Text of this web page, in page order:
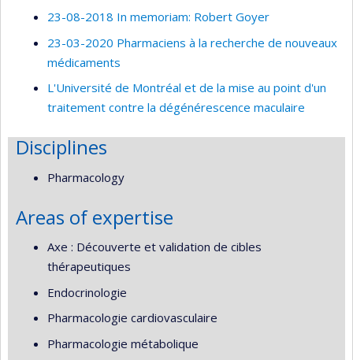
23-08-2018 In memoriam: Robert Goyer
23-03-2020 Pharmaciens à la recherche de nouveaux
médicaments
L'Université de Montréal et de la mise au point d'un
traitement contre la dégénérescence maculaire
Disciplines
Pharmacology
Areas of expertise
Axe : Découverte et validation de cibles
thérapeutiques
Endocrinologie
Pharmacologie cardiovasculaire
Pharmacologie métabolique